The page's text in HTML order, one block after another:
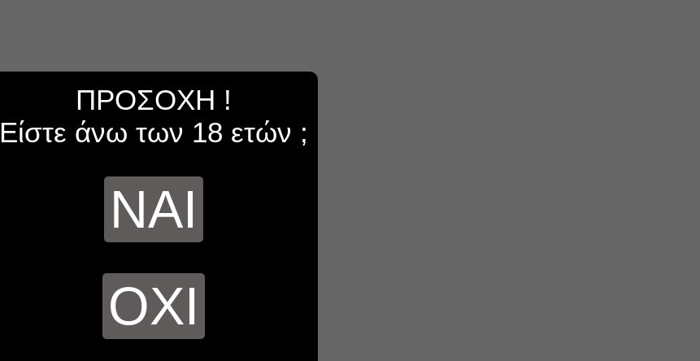
ΠΡΟΣΟΧΗ !
Είστε άνω των 18 ετών ;
ΝΑΙ
ΟΧΙ